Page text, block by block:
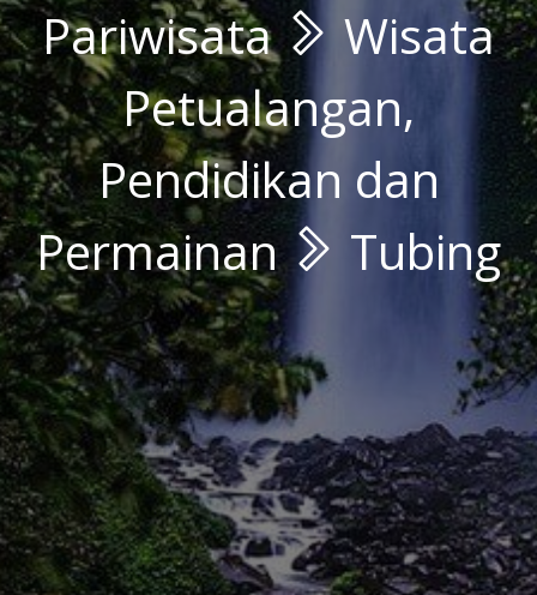
Pariwisata
Wisata
Petualangan,
Pendidikan dan
Permainan
Tubing